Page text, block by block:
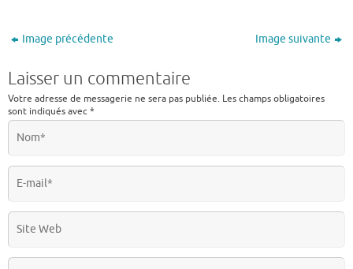
Image précédente Image suivante
Laisser un commentaire
Votre adresse de messagerie ne sera pas publiée. Les champs obligatoires
sont indiqués avec*